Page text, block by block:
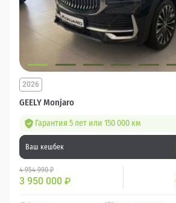
GEELY Monjaro
2026
Гарантия 5 лет или 150 000 км
Ваш кешбек
4 954 990 ₽
3 950 000 ₽